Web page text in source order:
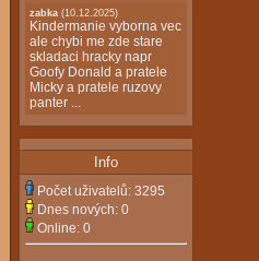
zabka (10.12.2025)
Kindermanie vyborna vec
ale chybi me zde stare
skladaci hracky napr
Goofy Donald a pratele
Micky a pratele ruzovy
panter ...
Info
Počet uživatelů: 3295
Dnes nových: 0
Online: 0